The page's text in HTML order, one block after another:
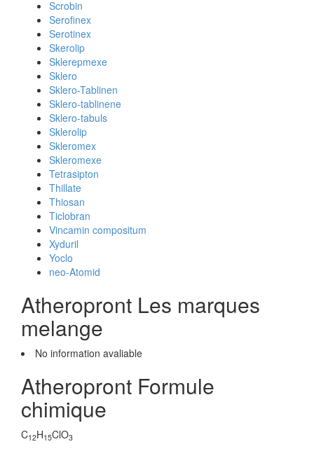
Scrobin
Serofinex
Serotinex
Skerolip
Sklerepmexe
Sklero
Sklero-Tablinen
Sklero-tablinene
Sklero-tabuls
Sklerolip
Skleromex
Skleromexe
Tetrasipton
Thillate
Thiosan
Ticlobran
Vincamin compositum
Xyduril
Yoclo
neo-Atomid
Atheropront Les marques
melange
No information avaliable
Atheropront Formule
chimique
C12H15ClO3